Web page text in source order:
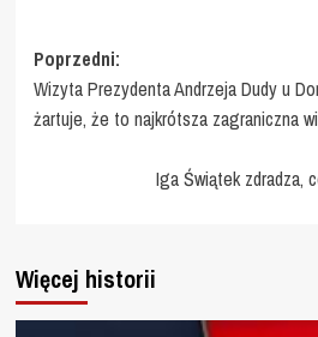
Zobacz
wpisy
Poprzedni:
Wizyta Prezydenta Andrzeja Dudy u
żartuje, że to najkrótsza zagraniczna
Iga Świątek zdradza,
Więcej historii